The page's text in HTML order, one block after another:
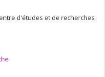
d'études et de recherches